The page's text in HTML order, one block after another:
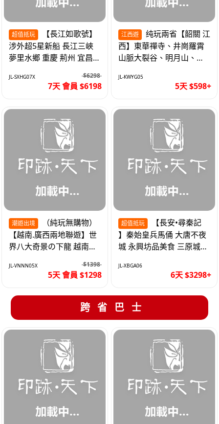
超值抵玩
涉外超5星新船 長江三峽
夢里水鄉 重慶 荊州 宜昌
JL-SXHG07X $6298
7天 會員 $6198
江西遊
西】東華禪寺、井崗羅霄
山脈大裂谷、明月山、仙
JL-KWYG05
5天 $598+
潮遊出境
【越南.廣西兩地聯遊】世
界八大奇景の下龍 越南首
車5天
JL-VNNN05X $1398
5天 會員 $1298
超值抵玩
】秦始皇兵馬俑 大唐不夜
城 永興坊品美食 三原城隍
JL-XBGA06
6天 $3298+
跨省巴士